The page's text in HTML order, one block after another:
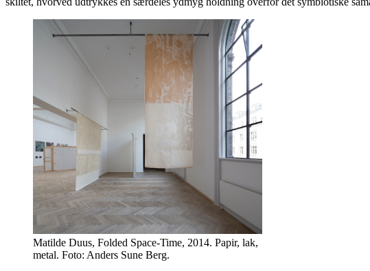
Matilde Duus, Folded Space-Time, 2014. Papir, lak,
metal. Foto: Anders Sune Berg.